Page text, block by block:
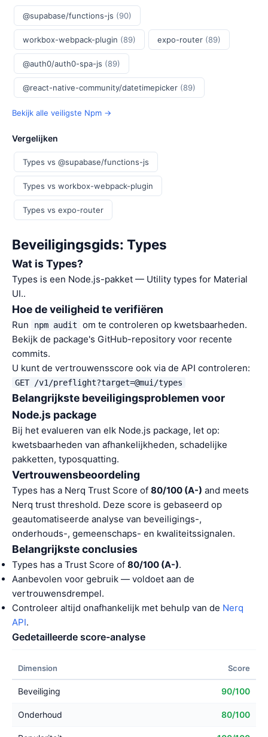
@supabase/functions-js (90)
workbox-webpack-plugin (89) expo-router (89)
@auth0/auth0-spa-js (89)
@react-native-community/datetimepicker (89)
Bekijk alle veiligste Npm →
Vergelijken
Types vs @supabase/functions-js
Types vs workbox-webpack-plugin
Types vs expo-router
Beveiligingsgids: Types
Wat is Types?
Types is een Node.js-pakket — Utility types for Material
UI..
Hoe de veiligheid te verifiëren
Run npm audit
om te controleren op kwetsbaarheden.
Bekijk de package's GitHub-repository voor recente
commits.
U kunt de vertrouwensscore ook via de API controleren:
GET /v1/preflight?target=@mui/types
Belangrijkste beveiligingsproblemen voor
Node.js package
Bij het evalueren van elk Node.js package, let op:
kwetsbaarheden van afhankelijkheden, schadelijke
pakketten, typosquatting.
Vertrouwensbeoordeling
Types has a Nerq Trust Score of 80/100 (A-) and meets
Nerq trust threshold. Deze score is gebaseerd op
geautomatiseerde analyse van beveiligings-,
onderhouds-, gemeenschaps- en kwaliteitssignalen.
Belangrijkste conclusies
Types has a Trust Score of 80/100 (A-).
Aanbevolen voor gebruik — voldoet aan de
vertrouwensdrempel.
Controleer altijd onafhankelijk met behulp van de Nerq
API.
Gedetailleerde score-analyse
Dimension Score
Beveiliging 90/100
Onderhoud 80/100